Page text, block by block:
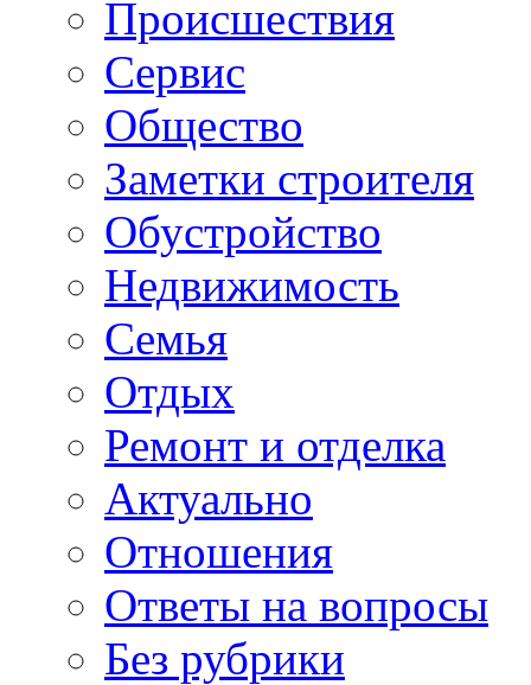
Происшествия
Сервис
Общество
Заметки строителя
Обустройство
Недвижимость
Семья
Отдых
Ремонт и отделка
Актуально
Отношения
Ответы на вопросы
Без рубрики